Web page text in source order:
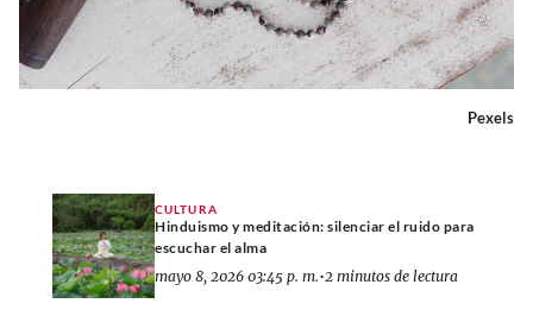
Pexels
CULTURA
Hinduismo y meditación: silenciar el ruido para
escuchar el alma
mayo 8, 2026 03:45 p. m.•2 minutos de lectura